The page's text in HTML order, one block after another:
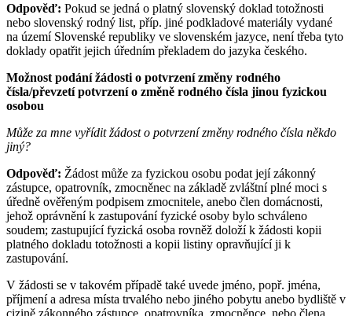
Odpověď: Pokud se jedná o platný slovenský doklad totožnosti
nebo slovenský rodný list, příp. jiné podkladové materiály vydané
na území Slovenské republiky ve slovenském jazyce, není třeba tyto
doklady opatřit jejich úředním překladem do jazyka českého.
Možnost podání žádosti o potvrzení změny rodného
čísla/převzetí potvrzení o změně rodného čísla jinou fyzickou
osobou
Může za mne vyřídit žádost o potvrzení změny rodného čísla někdo
jiný?
Odpověď: Žádost může za fyzickou osobu podat její zákonný
zástupce, opatrovník, zmocněnec na základě zvláštní plné moci s
úředně ověřeným podpisem zmocnitele, anebo člen domácnosti,
jehož oprávnění k zastupování fyzické osoby bylo schváleno
soudem; zastupující fyzická osoba rovněž doloží k žádosti kopii
platného dokladu totožnosti a kopii listiny opravňující ji k
zastupování.
V žádosti se v takovém případě také uvede jméno, popř. jména,
příjmení a adresa místa trvalého nebo jiného pobytu anebo bydliště v
cizině zákonného zástupce, opatrovníka, zmocněnce, nebo člena